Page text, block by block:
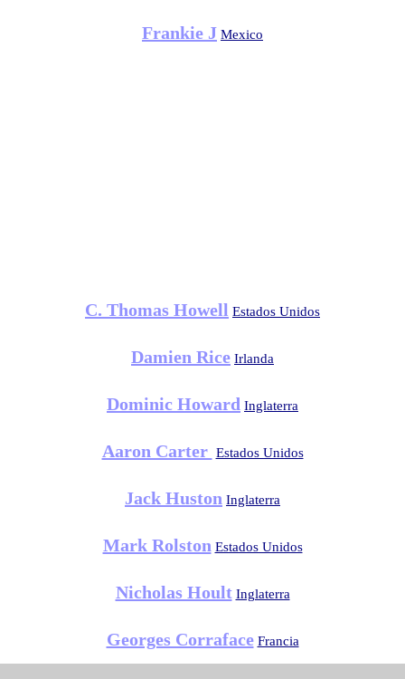
Frankie J Mexico
C. Thomas Howell Estados Unidos
Damien Rice Irlanda
Dominic Howard Inglaterra
Aaron Carter Estados Unidos
Jack Huston Inglaterra
Mark Rolston Estados Unidos
Nicholas Hoult Inglaterra
Georges Corraface Francia